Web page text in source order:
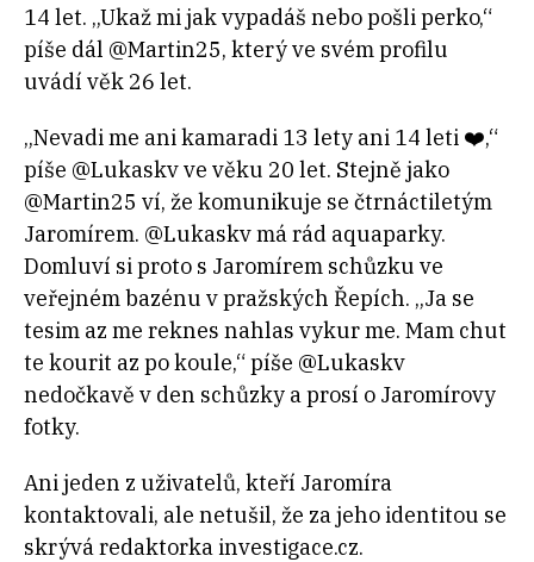
14 let. „Ukaž mi jak vypadáš nebo pošli perko,“
píše dál @Martin25, který ve svém profilu
uvádí věk 26 let.
„Nevadi me ani kamaradi 13 lety ani 14 leti ❤️,“
píše @Lukaskv ve věku 20 let. Stejně jako
@Martin25 ví, že komunikuje se čtrnáctiletým
Jaromírem. @Lukaskv má rád aquaparky.
Domluví si proto s Jaromírem schůzku ve
veřejném bazénu v pražských Řepích. „Ja se
tesim az me reknes nahlas vykur me. Mam chut
te kourit az po koule,“ píše @Lukaskv
nedočkavě v den schůzky a prosí o Jaromírovy
fotky.
Ani jeden z uživatelů, kteří Jaromíra
kontaktovali, ale netušil, že za jeho identitou se
skrývá redaktorka investigace.cz.